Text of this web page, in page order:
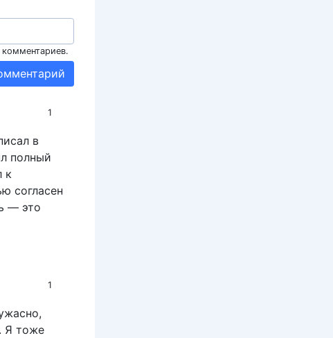
1
в
полный
к
согласен
— это
1
Я тоже